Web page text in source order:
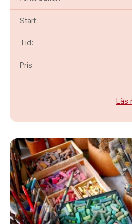
Start:
Tid:
Pris:
Läs